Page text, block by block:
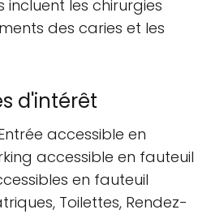
incluent les chirurgies
des caries et les
d'intérêt
accessible en
accessible en fauteuil
en fauteuil
Toilettes, Rendez-